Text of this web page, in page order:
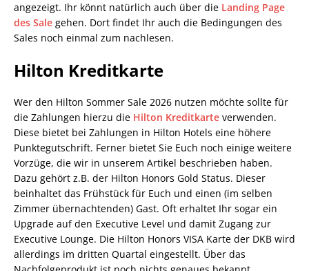
angezeigt. Ihr könnt natürlich auch über die Landing Page
des Sale gehen. Dort findet Ihr auch die Bedingungen des
Sales noch einmal zum nachlesen.
Hilton Kreditkarte
Wer den Hilton Sommer Sale 2026 nutzen möchte sollte für
die Zahlungen hierzu die Hilton Kreditkarte verwenden.
Diese bietet bei Zahlungen in Hilton Hotels eine höhere
Punktegutschrift. Ferner bietet Sie Euch noch einige weitere
Vorzüge, die wir in unserem Artikel beschrieben haben.
Dazu gehört z.B. der Hilton Honors Gold Status. Dieser
beinhaltet das Frühstück für Euch und einen (im selben
Zimmer übernachtenden) Gast. Oft erhaltet Ihr sogar ein
Upgrade auf den Executive Level und damit Zugang zur
Executive Lounge. Die Hilton Honors VISA Karte der DKB wird
allerdings im dritten Quartal eingestellt. Über das